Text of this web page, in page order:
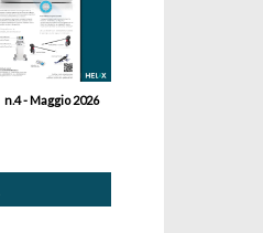
n.4 - Maggio 2026